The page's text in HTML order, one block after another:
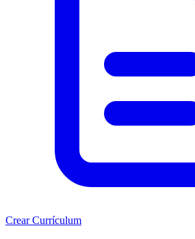
Crear Currículum